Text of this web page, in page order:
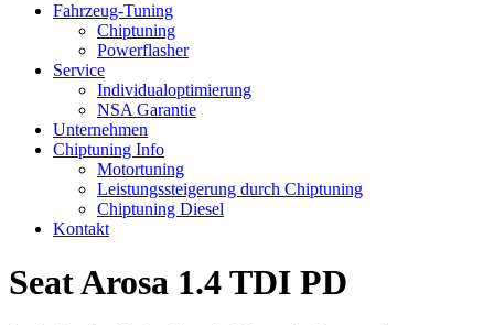
Fahrzeug-Tuning
Chiptuning
Powerflasher
Service
Individualoptimierung
NSA Garantie
Unternehmen
Chiptuning Info
Motortuning
Leistungssteigerung durch Chiptuning
Chiptuning Diesel
Kontakt
Seat Arosa 1.4 TDI PD